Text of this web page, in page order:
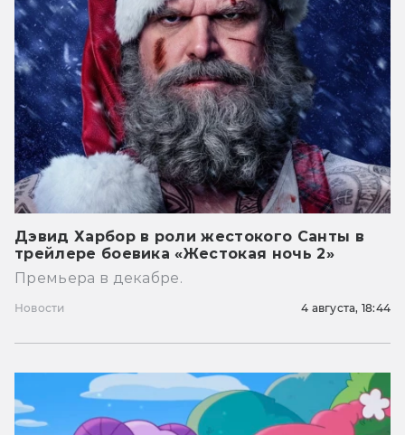
Дэвид Харбор в роли жестокого Санты в
трейлере боевика «Жестокая ночь 2»
Премьера в декабре.
Новости 4 августа, 18:44